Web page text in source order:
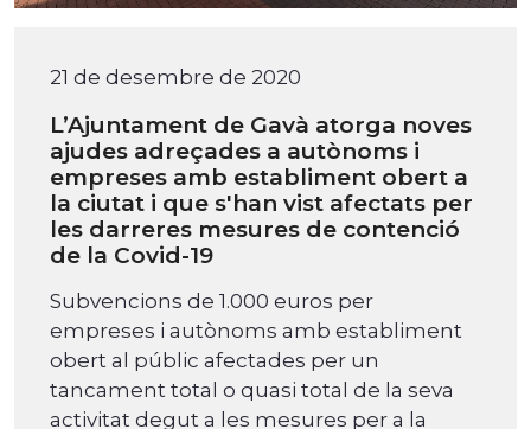
21 de desembre de 2020
L’Ajuntament de Gavà atorga noves
ajudes adreçades a autònoms i
empreses amb establiment obert a
la ciutat i que s'han vist afectats per
les darreres mesures de contenció
de la Covid-19
Subvencions de 1.000 euros per
empreses i autònoms amb establiment
obert al públic afectades per un
tancament total o quasi total de la seva
activitat degut a les mesures per a la